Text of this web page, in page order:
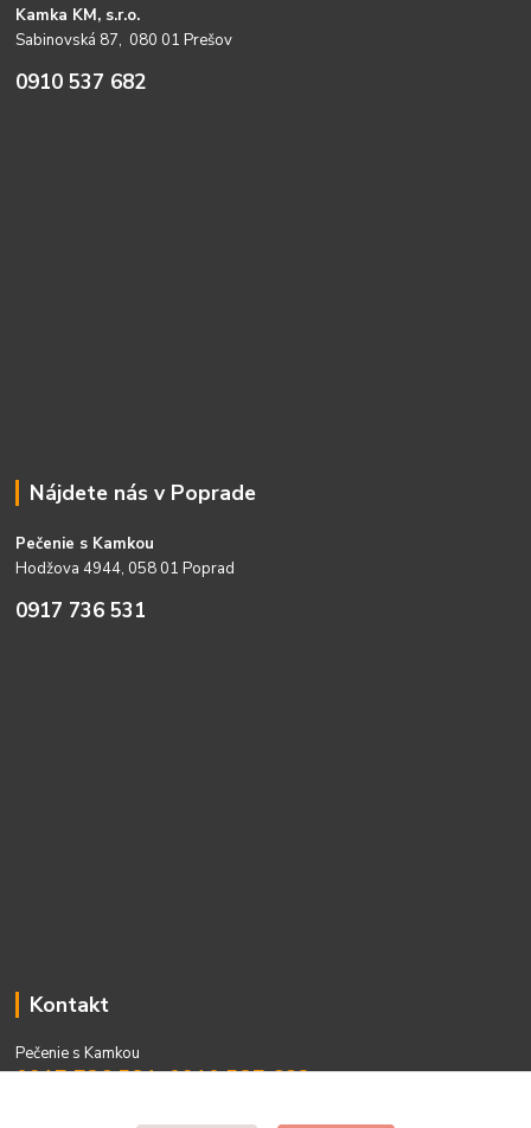
Kamka KM, s.r.o.
Sabinovská 87, 080 01 Prešov
0910 537 682
Nájdete nás v Poprade
Pečenie s Kamkou
Hodžova 4944, 058 01 Poprad
0917 736 531
Kontakt
Pečenie s Kamkou
0917 736 531, 0910 537 682